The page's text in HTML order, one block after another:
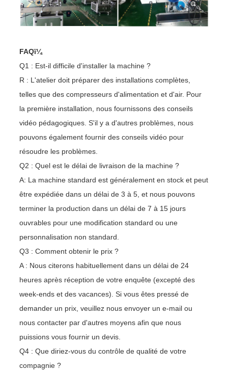
FAQï¼
Q1 : Est-il difficile d'installer la machine ?
R : L'atelier doit préparer des installations complètes,
telles que des compresseurs d'alimentation et d'air. Pour
la première installation, nous fournissons des conseils
vidéo pédagogiques. S'il y a d'autres problèmes, nous
pouvons également fournir des conseils vidéo pour
résoudre les problèmes.
Q2 : Quel est le délai de livraison de la machine ?
A: La machine standard est généralement en stock et peut
être expédiée dans un délai de 3 à 5, et nous pouvons
terminer la production dans un délai de 7 à 15 jours
ouvrables pour une modification standard ou une
personnalisation non standard.
Q3 : Comment obtenir le prix ?
A : Nous citerons habituellement dans un délai de 24
heures après réception de votre enquête (excepté des
week-ends et des vacances). Si vous êtes pressé de
demander un prix, veuillez nous envoyer un e-mail ou
nous contacter par d'autres moyens afin que nous
puissions vous fournir un devis.
Q4 : Que diriez-vous du contrôle de qualité de votre
compagnie ?